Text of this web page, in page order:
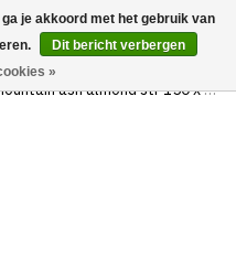
0
ash almond str 150 x 23
je akkoord met het gebruik van
Dit bericht verbergen
»